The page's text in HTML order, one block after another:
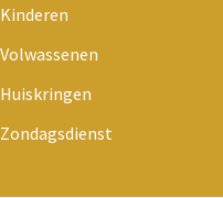
Kinderen
Volwassenen
Huiskringen
Zondagsdienst